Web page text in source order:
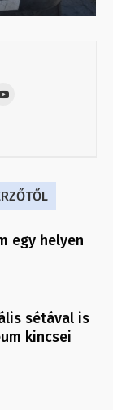
egy helyen
sétával is
kincsei